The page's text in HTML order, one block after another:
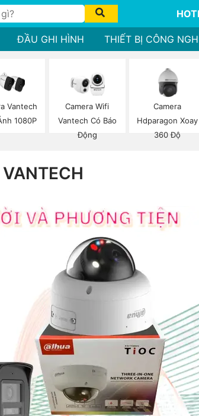
ĐẦU GHI HÌNH THIẾT BỊ CÔNG
Vantech
1080P
Camera Wifi
Vantech Có Báo
Động
Camera
Hdparagon Xoay
360 Độ